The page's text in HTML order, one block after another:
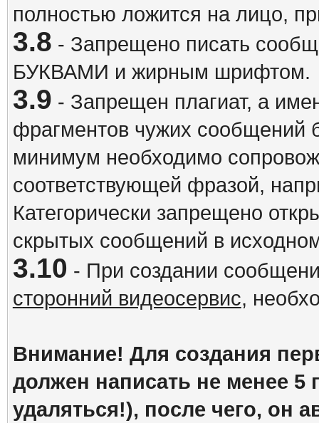
полностью ложится на лицо,
3.8 - Запрещено писать
БУКВАМИ и жирным шрифтом.
3.9 - Запрещен плагиат, а
фрагментов чужих сообщений
минимум необходимо
соответствующей фразой,
Категорически запрещено
скрытых сообщений в
3.10 - При создании
сторонний видеосервис,
Внимание! Для создания
должен написать не менее
удаляться!), после чего, он